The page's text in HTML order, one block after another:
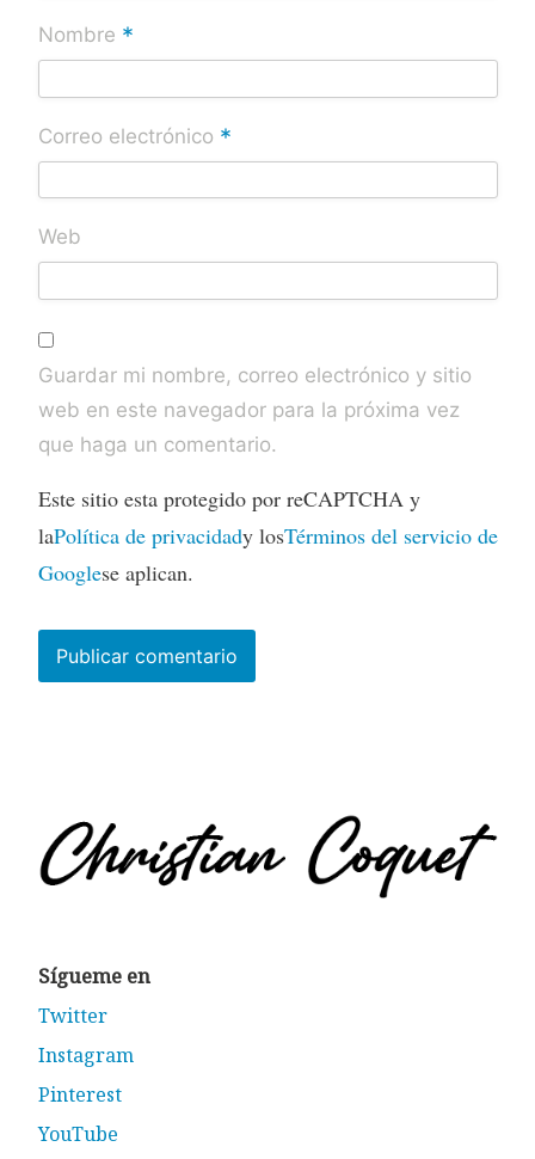
Nombre *
Correo electrónico *
Web
Guardar mi nombre, correo electrónico y sitio
web en este navegador para la próxima vez
que haga un comentario.
Este sitio esta protegido por reCAPTCHA y
laPolítica de privacidady losTérminos del servicio de
Googlese aplican.
Sígueme en
Twitter
Instagram
Pinterest
YouTube